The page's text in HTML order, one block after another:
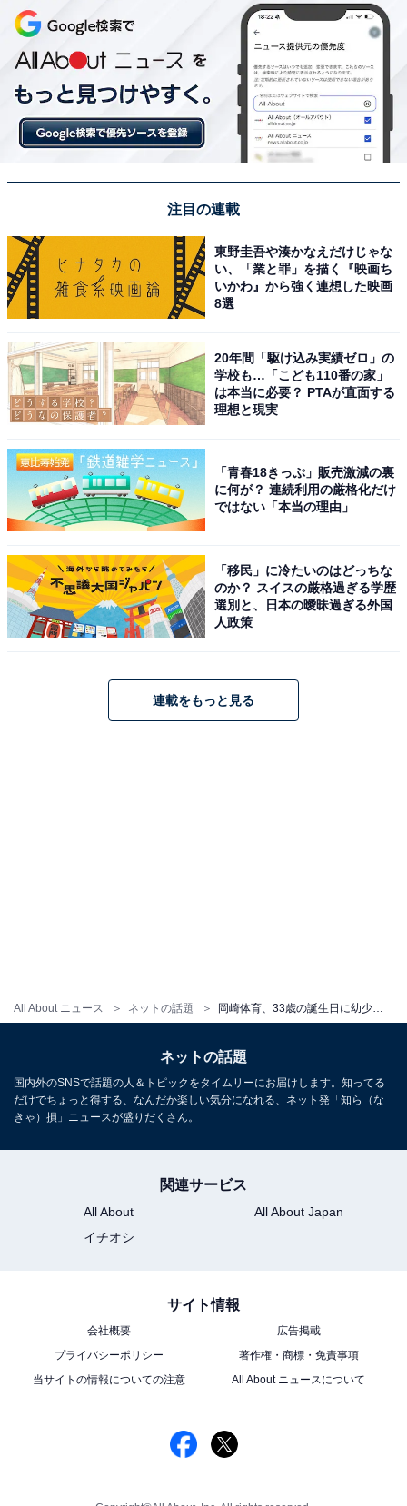
All About ニュース ネットの話題 岡崎体育、33歳の誕生日に幼少期ショット公開！ 「まじで可愛すぎます」「めちゃくちゃ可愛いんですが」
注目の連載
東野圭吾や湊かなえだけじゃな
い、「業と罪」を描く『映画ち
いかわ』から強く連想した映画
8選
20年間「駆け込み実績ゼロ」の
学校も…「こども110番の家」
は本当に必要？ PTAが直面する
理想と現実
「青春18きっぷ」販売激減の裏
に何が？ 連続利用の厳格化だけ
ではない「本当の理由」
「移民」に冷たいのはどっちな
のか？ スイスの厳格過ぎる学歴
選別と、日本の曖昧過ぎる外国
人政策
連載をもっと見る
ネットの話題
国内外のSNSで話題の人＆トピックをタイムリーにお届けします。知ってる
だけでちょっと得する、なんだか楽しい気分になれる、ネット発「知ら（な
きゃ）損」ニュースが盛りだくさん。
関連サービス
All About
All About Japan
イチオシ
サイト情報
会社概要
広告掲載
プライバシーポリシー
著作権・商標・免責事項
当サイトの情報についての注意
All About ニュースについて